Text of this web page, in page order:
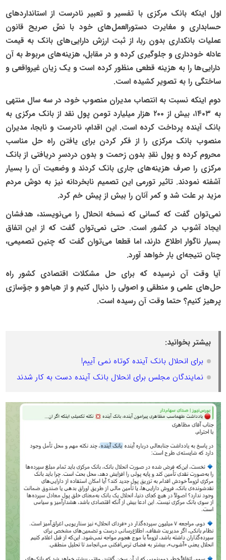
اول اینکه بانک مرکزی با تفسیر و تعبیر نادرست از استاندارد‌های
حسابداری و مغایرت دستورالعمل‌های خود با نصِّ صریح قانون
عملیات بانکداری بدون ربا، از ثبت ارزش دارایی‌های بانک به قیمت
عادله خودداری و جلوگیری کرده و در مقابل، هزینه‌های مربوط به آن
دارایی‌ها را به هزینه قطعی منظور کرده است و یک زیان غیرواقعی و
ساختگی را به تصویر کشیده است.
دوم اینکه نسبت به انتصاب مدیران منصوب خود، در سه سال منتهی
به ۱۴۰۳، بیش از ۲۰۰ هزار میلیارد تومن پول نقد از بانک مرکزی به
بانک آینده پرداخت کرده است. این اقدام، نادرست و نابجا، مدیران
منصوب بانک مرکزی را از فکر کردن برای یافتن راه حل مناسب
محروم کرده و پول نقدِ بدون زحمت و بدون دردسرِ دریافتی از بانک
مرکزی را صرف هزینه‌های جاری بانک کردند و وضعیت آن را بسیار
آشفته نمودند. تاثیر تورمی این تصمیم نابخردانه نیز به دوش مردم
مزید بر علت شد و کمر آنان را بیش از پیش خم کرد.
نمی‌توان گفت که کسانی که نسخه‌ انحلال را می‌نویسند، هدفشان
ایجاد آشوب در کشور است. حتی نمی‌توان گفت که از این اتفاق
بسیار ناگوار اطلاع دارند، اما قطعا می‌توان گفت که چنین تصمیمی،
چنان نتیجه‌ای بار خواهد آورد.
آیا وقت آن نرسیده که برای حل مشکلات اقتصادی کشور راه
حل‌های علمی و منطقی و اصولی را دنبال کنیم و از هیاهو و جوّسازی
پرهیز کنیم؟ حتما وقت آن رسیده است.
بیشتر بخوانید:
برای انحلال بانک آینده کوتاه نمی آییم!
نمایندگان مجلس برای انحلال بانک آینده دست به کار شدند